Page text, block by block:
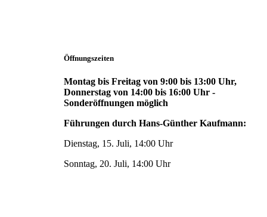
Öffnungszeiten
Montag bis Freitag von 9:00 bis 13:00 Uhr,
Donnerstag von 14:00 bis 16:00 Uhr -
Sonderöffnungen möglich
Führungen durch Hans-Günther Kaufmann:
Dienstag, 15. Juli, 14:00 Uhr
Sonntag, 20. Juli, 14:00 Uhr